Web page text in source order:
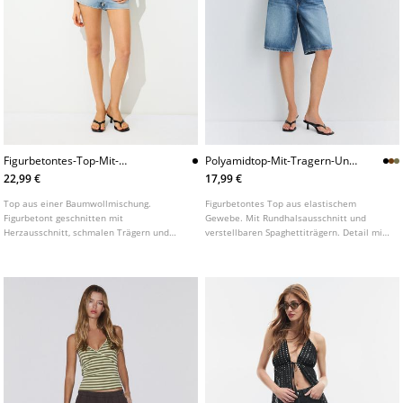
Figurbetontes-Top-Mit-
Herzausschnitt
22,99 €
Top aus einer Baumwollmischung.
Figurbetont geschnitten mit
Herzausschnitt, schmalen Trägern und
Polyamidtop-Mit-Tragern-Und-
Cups
17,99 €
Figurbetontes Top aus elastischem
Gewebe. Mit Rundhalsausschnitt und
verstellbaren Spaghettiträgern. Detail mit